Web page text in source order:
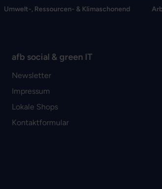
Umwelt-, Ressourcen- & Klimaschonend
afb social & green IT
Newsletter
Impressum
Lokale Shops
Kontaktformular